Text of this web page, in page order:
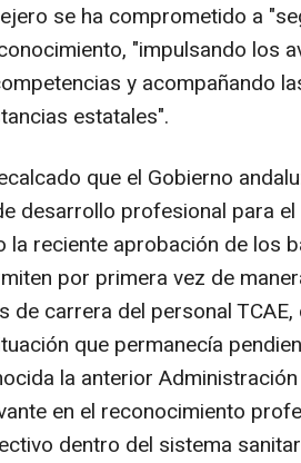
se ha comprometido a
"impulsando los
y acompañando
estatales".
que el Gobierno
desarrollo profesional para el
la reciente aprobación de los
por primera vez de
de carrera del personal
que permanecía
la anterior
en el reconocimiento
dentro del sistema